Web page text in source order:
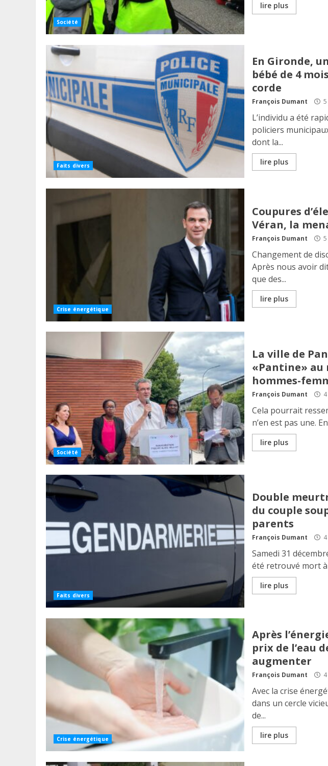
Société
lire plus
Faits divers
En Gironde,
bébé de 4
corde
François Dumant
L’individu a été
policiers
dont la...
lire plus
Crise énergétique
Coupures
Véran, la
François Dumant
Changement de
Après nous avoir
que des...
lire plus
Société
La ville de
«Pantine» au
hommes-
François Dumant
Cela pourrait
n’en est pas une.
lire plus
Faits divers
Double
du couple
parents
François Dumant
Samedi 31
été retrouvé mort à
lire plus
Crise énergétique
Après
prix de l’eau
augmenter
François Dumant
Avec la crise
dans un cercle
de...
lire plus